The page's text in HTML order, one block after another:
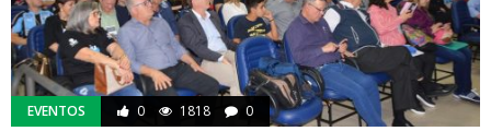
EVENTOS 0 1818 0